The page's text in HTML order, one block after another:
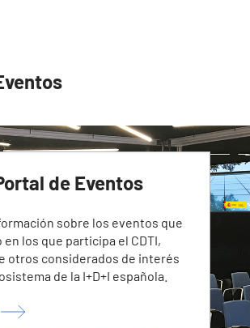
de Eventos
sobre los eventos que
en los que participa el CDTI,
otros considerados de interés
de la I+D+I española.